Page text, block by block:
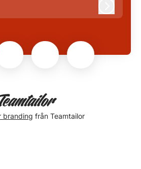
branding från Teamtailor